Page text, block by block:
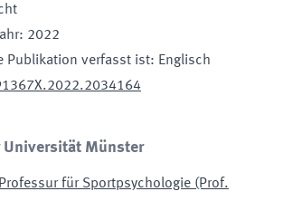
: 2022
Publikation verfasst ist: Englisch
Münster
Professur für Sportpsychologie (Prof.